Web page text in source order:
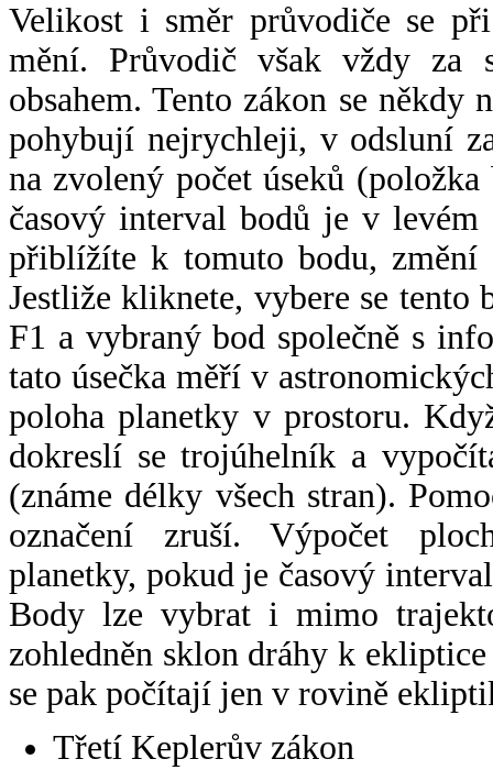
Velikost i směr průvodiče se
mění. Průvodič však vždy za
obsahem. Tento zákon se někdy
pohybují nejrychleji, v odsluní
na zvolený počet úseků
časový interval bodů je v
přiblížíte k tomuto bodu,
Jestliže kliknete, vybere se tento
F1 a vybraný bod společně s
tato úsečka měří v
poloha planetky v prostoru.
dokreslí se trojúhelník a
(známe délky všech stran).
označení zruší. Výpočet
planetky, pokud je časový
Body lze vybrat i mimo
zohledněn sklon dráhy k
se pak počítají jen v rovině
Třetí Keplerův zákon